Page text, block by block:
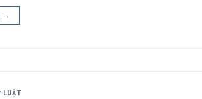
→
LUẬT